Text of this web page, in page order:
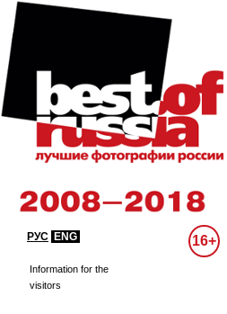
РУС ENG 16+
Information for the
visitors